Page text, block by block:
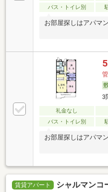
バス・トイレ別
お部屋探しはアパマ
3
礼金なし
バス・トイレ別
お部屋探しはアパマ
賃貸アパート シャルマンコ